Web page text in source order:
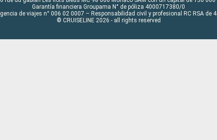
Garantía financiera Groupama N° de póliza 4000717380/0
de viajes n° 006 02 0007 – Responsabilidad civil y profesional RC RSA de
© CRUISELINE 2026 - all rights reserved